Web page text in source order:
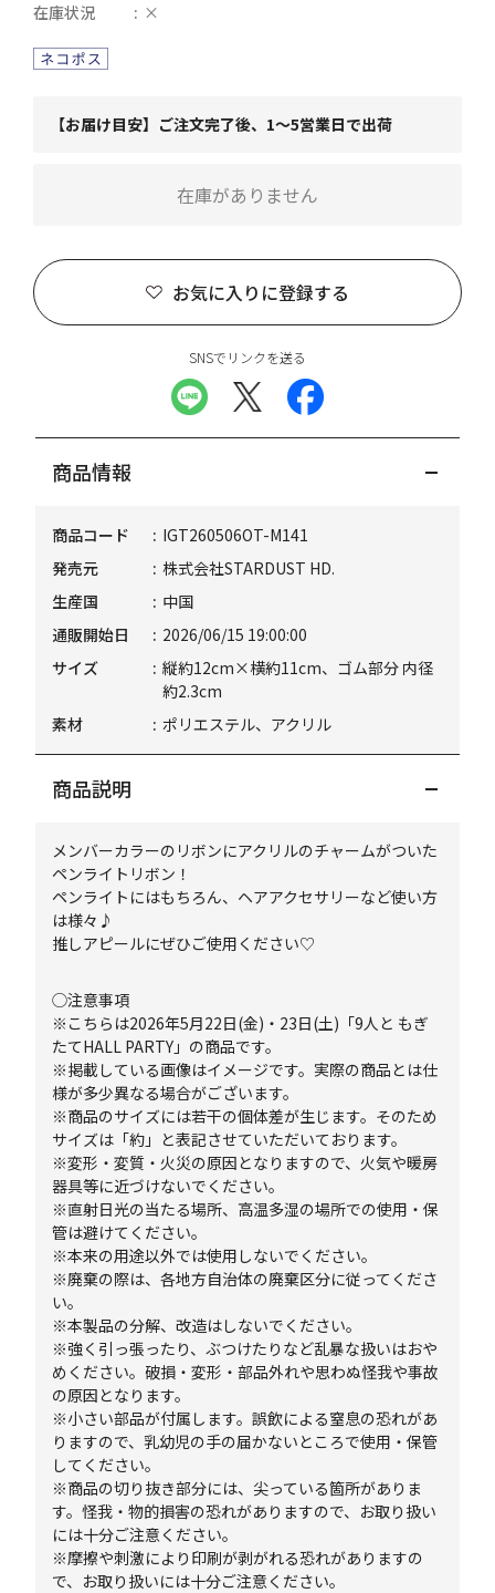
在庫状況 ×
【お届け目安】ご注文完了後、1～5営業日で出荷
お気に入りに登録する
在庫がありません
SNSでリンクを送る
商品情報
商品コード
IGT260506OT-M141
発売元
株式会社STARDUST HD.
生産国
中国
通販開始日
2026/06/15 19:00:00
サイズ
縦約12cm×横約11cm、ゴム部分 内径
約2.3cm
素材
ポリエステル、アクリル
商品説明
メンバーカラーのリボンにアクリルのチャームがついた
ペンライトリボン！
ペンライトにはもちろん、ヘアアクセサリーなど使い方
は様々♪
推しアピールにぜひご使用ください♡
◯注意事項
※こちらは2026年5月22日(金)・23日(土)「9人と もぎ
たてHALL PARTY」の商品です。
※掲載している画像はイメージです。実際の商品とは仕
様が多少異なる場合がございます。
※商品のサイズには若干の個体差が生じます。そのため
サイズは「約」と表記させていただいております。
※変形・変質・火災の原因となりますので、火気や暖房
器具等に近づけないでください。
※直射日光の当たる場所、高温多湿の場所での使用・保
管は避けてください。
※本来の用途以外では使用しないでください。
※廃棄の際は、各地方自治体の廃棄区分に従ってくださ
い。
※本製品の分解、改造はしないでください。
※強く引っ張ったり、ぶつけたりなど乱暴な扱いはおや
めください。破損・変形・部品外れや思わぬ怪我や事故
の原因となります。
※小さい部品が付属します。誤飲による窒息の恐れがあ
りますので、乳幼児の手の届かないところで使用・保管
してください。
※商品の切り抜き部分には、尖っている箇所がありま
す。怪我・物的損害の恐れがありますので、お取り扱い
には十分ご注意ください。
※摩擦や刺激により印刷が剥がれる恐れがありますの
で、お取り扱いには十分ご注意ください。